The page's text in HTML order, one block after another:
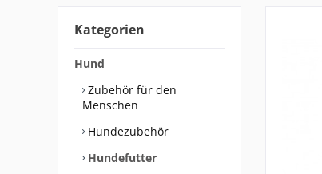
Kategorien
Hund
Zubehör für den
Menschen
Hundezubehör
Hundefutter